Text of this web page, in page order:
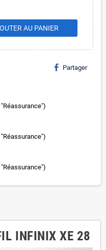
AU PANIER
Partager
INFINIX XE 28